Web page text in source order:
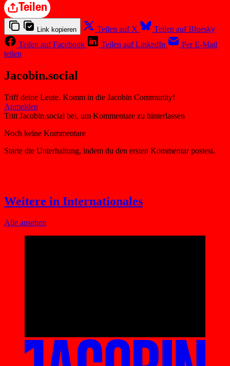
Teilen
Link kopieren Teilen auf X
Teilen auf Bluesky
Teilen auf Facebook
Teilen auf LinkedIn
Per E-Mail
teilen
Jacobin.social
Triff deine Leute. Komm in die Jacobin Community!
Weitere in Internationales
Alle ansehen